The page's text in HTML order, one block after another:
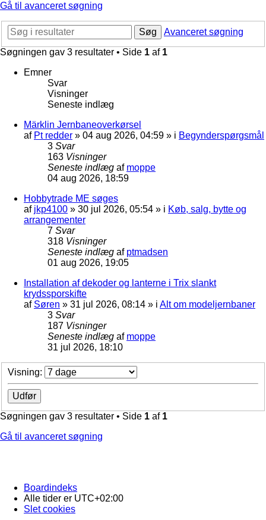
Gå til avanceret søgning
Søg
Avanceret søgning
Søgningen gav 3 resultater • Side 1 af 1
Emner
Svar
Visninger
Seneste indlæg
Märklin Jernbaneoverkørsel
af Pt redder » 04 aug 2026, 04:59 » i Begynderspørgsmål
3 Svar
163 Visninger
Seneste indlæg af moppe
04 aug 2026, 18:59
Hobbytrade ME søges
af jkp4100 » 30 jul 2026, 05:54 » i Køb, salg, bytte og
arrangementer
7 Svar
318 Visninger
Seneste indlæg af ptmadsen
01 aug 2026, 19:05
Installation af dekoder og lanterne i Trix slankt
krydssporskifte
af Søren » 31 jul 2026, 08:14 » i Alt om modeljernbaner
3 Svar
187 Visninger
Seneste indlæg af moppe
31 jul 2026, 18:10
Visning:
Søgningen gav 3 resultater • Side 1 af 1
Gå til avanceret søgning
Boardindeks
Alle tider er UTC+02:00
Slet cookies